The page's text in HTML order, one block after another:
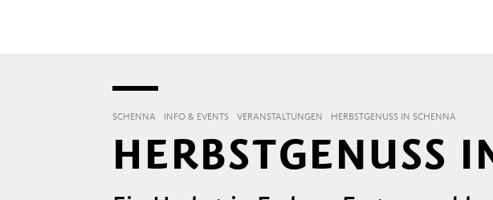
SCHENNA INFO & EVENTS VERANSTALTUNGEN HERBSTGENUSS IN SCHENNA
HERBSTGENUSS